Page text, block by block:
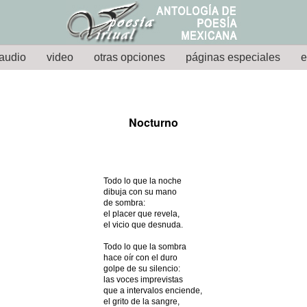
video otras opciones páginas especiales
Nocturno
Todo lo que la noche
dibuja con su mano
de sombra:
el placer que revela,
el vicio que desnuda.
Todo lo que la sombra
hace oír con el duro
golpe de su silencio:
las voces imprevistas
que a intervalos enciende,
el grito de la sangre,